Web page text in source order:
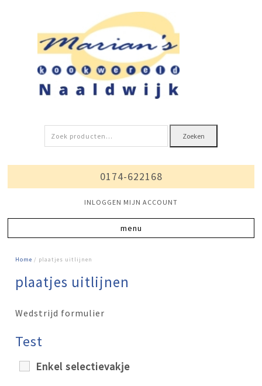
Zoeken
naar:
Zoeken
0174-622168
INLOGGEN MIJN ACCOUNT
Home / plaatjes uitlijnen
plaatjes uitlijnen
Wedstrijd formulier
Test
Enkel selectievakje